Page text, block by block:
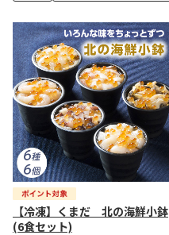
【冷凍】くまだ 北の海鮮小鉢
(6食セット)